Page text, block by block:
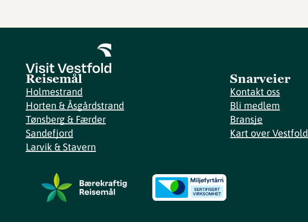
Reisemål
Holmestrand
Horten & Åsgårdstrand
Tønsberg & Færder
Sandefjord
Larvik & Stavern
Snarveier
Kontakt oss
Bli medlem
Bransje
Kart over Vestfold